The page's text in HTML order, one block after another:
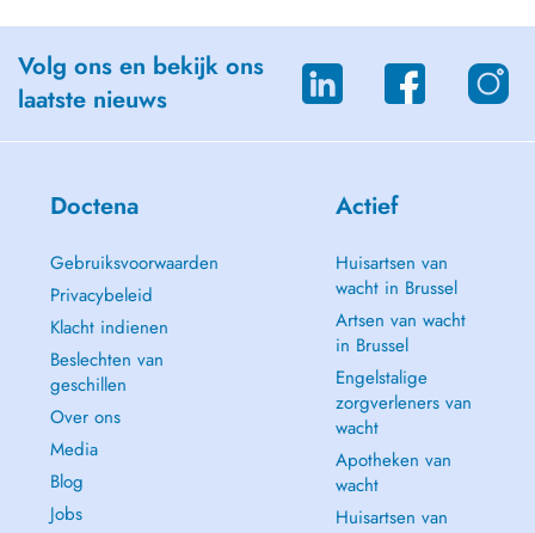
Volg ons en bekijk ons
laatste nieuws
Doctena
Gebruiksvoorwaarden
Privacybeleid
Klacht indienen
Beslechten van
geschillen
Over ons
Media
Blog
Jobs
Actief
Huisartsen van
wacht in Brussel
Artsen van wacht
in Brussel
Engelstalige
zorgverleners van
wacht
Apotheken van
wacht
Huisartsen van